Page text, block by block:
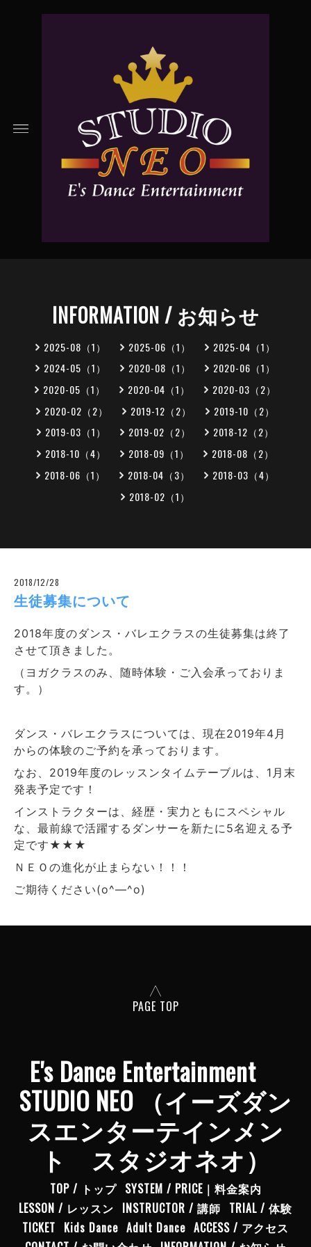
INFORMATION / お知らせ
2025-08（1） 2025-06（1）
2025-04（1）
2024-05（1）
2020-08（1）
2020-06（1）
2020-05（1）
2020-04（1）
2020-03（2）
2020-02（2）
2019-12（2）
2019-10（2）
2019-03（1）
2019-02（2）
2018-12（2）
2018-10（4）
2018-09（1）
2018-08（2）
2018-06（1）
2018-04（3）
2018-03（4）
2018-02（1）
2018/12/28
生徒募集について
2018年度のダンス・バレエクラスの生徒募集は終了
させて頂きました。
（ヨガクラスのみ、随時体験・ご入会承っておりま
す。）
ダンス・バレエクラスについては、現在2019年4月
からの体験のご予約を承っております。
なお、2019年度のレッスンタイムテーブルは、1月末
発表予定です！
インストラクターは、経歴・実力ともにスペシャル
な、最前線で活躍するダンサーを新たに5名迎える予
定です★★★
ＮＥＯの進化が止まらない！！！
ご期待ください(o^―^o)
PAGE TOP
E's Dance Entertainment
STUDIO NEO （イーズダン
スエンターテインメン
ト スタジオネオ）
TOP / トップ SYSTEM / PRICE｜料金案内
LESSON / レッスン INSTRUCTOR / 講師 TRIAL / 体験
TICKET Kids Dance Adult Dance ACCESS / アクセス